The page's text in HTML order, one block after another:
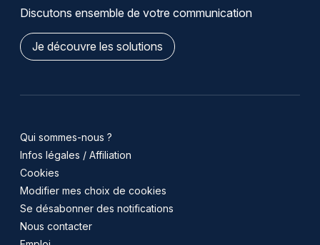
Discutons ensemble de votre communication
Je découvre les solutions
Qui sommes-nous ?
Infos légales / Affiliation
Cookies
Modifier mes choix de cookies
Se désabonner des notifications
Nous contacter